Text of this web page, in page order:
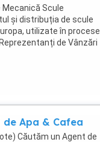
Scule
și distribuția de scule
utilizate în procese
de Vânzări
de Apa & Cafea
Căutăm un Agent de